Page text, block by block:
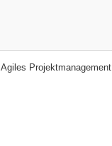
Agiles Projektmanagement